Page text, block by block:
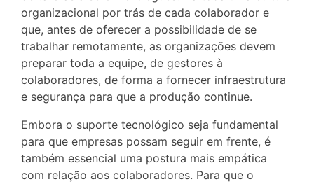
organizacional por trás de cada colaborador e
que, antes de oferecer a possibilidade de se
trabalhar remotamente, as organizações devem
preparar toda a equipe, de gestores à
colaboradores, de forma a fornecer infraestrutura
e segurança para que a produção continue.
Embora o suporte tecnológico seja fundamental
para que empresas possam seguir em frente, é
também essencial uma postura mais empática
com relação aos colaboradores. Para que o